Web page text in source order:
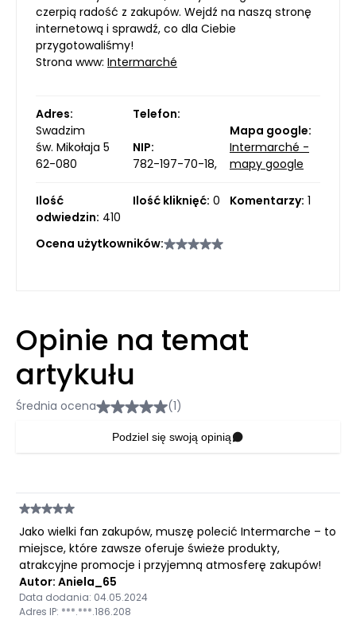
czerpią radość z zakupów. Wejdź na naszą stronę
internetową i sprawdź, co dla Ciebie
przygotowaliśmy!
Strona www: Intermarché
Adres:
Swadzim
św. Mikołaja 5
62-080
Telefon:
NIP:
782-197-70-18,
Mapa google:
Intermarché -
mapy google
Ilość
odwiedzin: 410
Ilość kliknięć: 0 Komentarzy: 1
Ocena użytkowników:
Opinie na temat
artykułu
Średnia ocena (1)
Podziel się swoją opinią
Jako wielki fan zakupów, muszę polecić Intermarche – to
miejsce, które zawsze oferuje świeże produkty,
atrakcyjne promocje i przyjemną atmosferę zakupów!
Autor: Aniela_65
Data dodania: 04.05.2024
Adres IP: ***.***.186.208